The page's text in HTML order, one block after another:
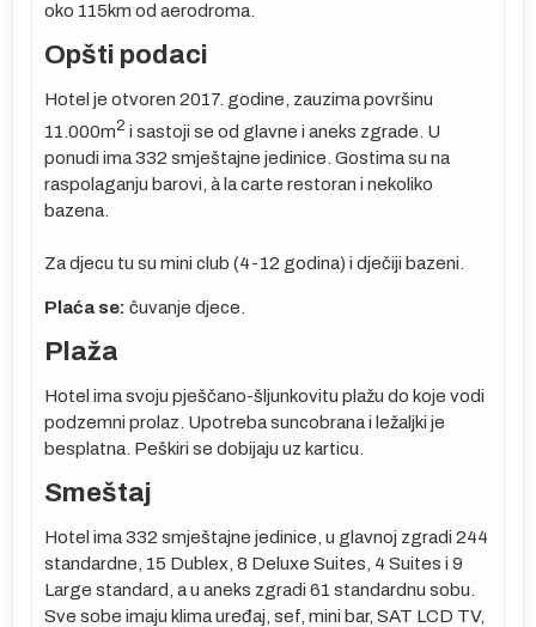
oko 115km od aerodroma.
Opšti podaci
Hotel je otvoren 2017. godine, zauzima površinu
11.000m2 i sastoji se od glavne i aneks zgrade. U
ponudi ima 332 smještajne jedinice. Gostima su na
raspolaganju barovi, à la carte restoran i nekoliko
bazena.
Za djecu tu su mini club (4-12 godina) i dječiji bazeni.
Plaća se: čuvanje djece.
Plaža
Hotel ima svoju pješčano-šljunkovitu plažu do koje vodi
podzemni prolaz. Upotreba suncobrana i ležaljki je
besplatna. Peškiri se dobijaju uz karticu.
Smeštaj
Hotel ima 332 smještajne jedinice, u glavnoj zgradi 244
standardne, 15 Dublex, 8 Deluxe Suites, 4 Suites i 9
Large standard, a u aneks zgradi 61 standardnu sobu.
Sve sobe imaju klima uređaj, sef, mini bar, SAT LCD TV,